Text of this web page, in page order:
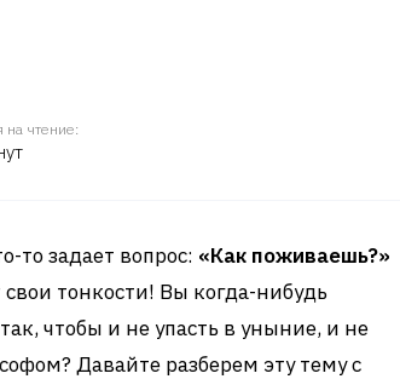
на чтение:
то задает вопрос: «Как поживаешь?»
тонкости! Вы когда-нибудь
чтобы и не упасть в уныние, и не
Давайте разберем эту тему с